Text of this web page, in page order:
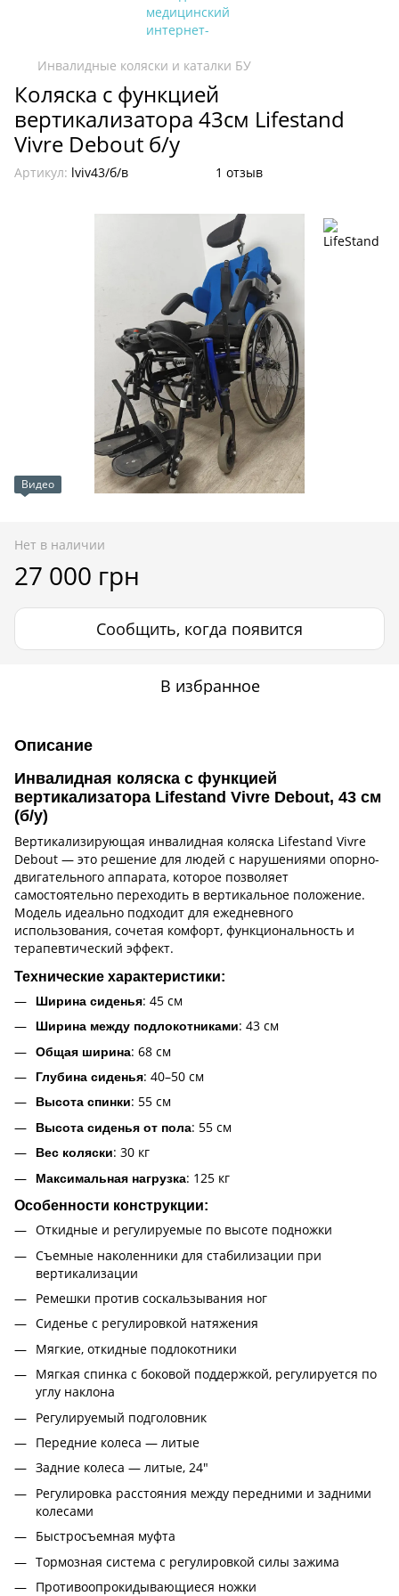
Инвалидные коляски и каталки БУ
Коляска с функцией
вертикализатора 43см Lifestand
Vivre Debout б/у
Артикул: lviv43/б/в 1 отзыв
Видео
Нет в наличии
27 000 грн
Сообщить, когда появится
В избранное
Описание
Инвалидная коляска с функцией
вертикализатора Lifestand Vivre Debout, 43 см
(б/у)
Вертикализирующая инвалидная коляска Lifestand Vivre
Debout — это решение для людей с нарушениями опорно-
двигательного аппарата, которое позволяет
самостоятельно переходить в вертикальное положение.
Модель идеально подходит для ежедневного
использования, сочетая комфорт, функциональность и
терапевтический эффект.
Технические характеристики:
Ширина сиденья: 45 см
Ширина между подлокотниками: 43 см
Общая ширина: 68 см
Глубина сиденья: 40–50 см
Высота спинки: 55 см
Высота сиденья от пола: 55 см
Вес коляски: 30 кг
Максимальная нагрузка: 125 кг
Особенности конструкции:
Откидные и регулируемые по высоте подножки
Съемные наколенники для стабилизации при
вертикализации
Ремешки против соскальзывания ног
Сиденье с регулировкой натяжения
Мягкие, откидные подлокотники
Мягкая спинка с боковой поддержкой, регулируется по
углу наклона
Регулируемый подголовник
Передние колеса — литые
Задние колеса — литые, 24"
Регулировка расстояния между передними и задними
колесами
Быстросъемная муфта
Тормозная система с регулировкой силы зажима
Противоопрокидывающиеся ножки